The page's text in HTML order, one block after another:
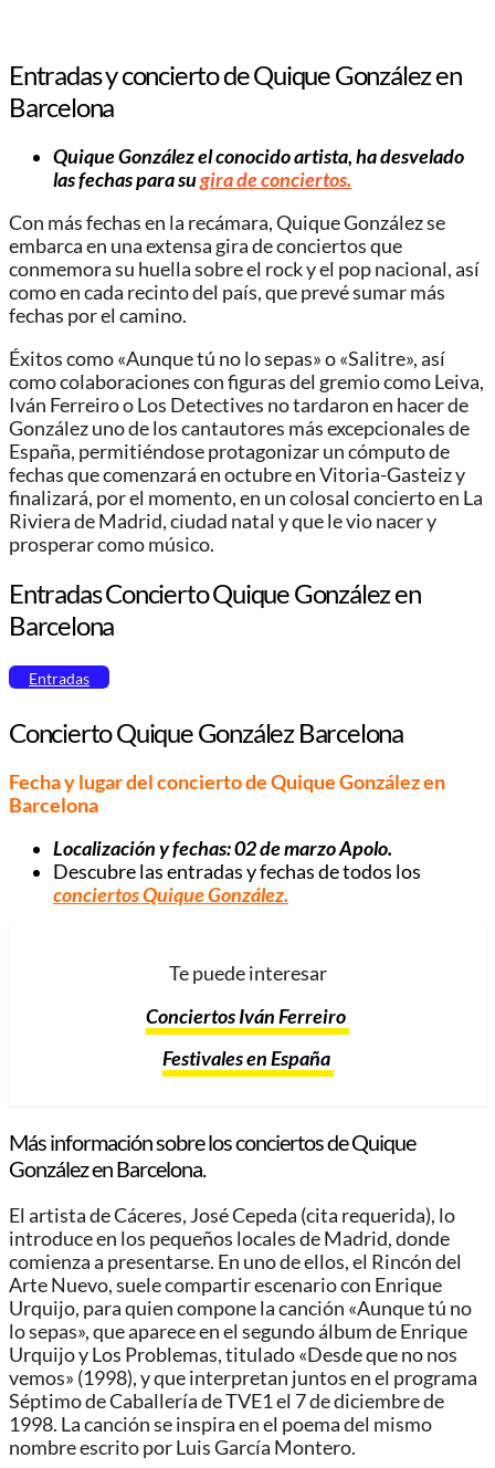
Entradas y concierto de Quique González en
Barcelona
Quique González el conocido artista, ha desvelado
las fechas para sugira de conciertos.
Con más fechas en la recámara, Quique González se
embarca en una extensa gira de conciertos que
conmemora su huella sobre el rock y el pop nacional, así
como en cada recinto del país, que prevé sumar más
fechas por el camino.
Éxitos como «Aunque tú no lo sepas» o «Salitre», así
como colaboraciones con figuras del gremio como Leiva,
Iván Ferreiro o Los Detectives no tardaron en hacer de
González uno de los cantautores más excepcionales de
España, permitiéndose protagonizar un cómputo de
fechas que comenzará en octubre en Vitoria-Gasteiz y
finalizará, por el momento, en un colosal concierto en La
Riviera de Madrid, ciudad natal y que le vio nacer y
prosperar como músico.
Entradas Concierto Quique González en
Barcelona
Entradas
Concierto Quique González Barcelona
Fecha y lugar del concierto de Quique González en
Barcelona
Localización y fechas: 02 de marzo Apolo.
Descubre las entradas y fechas de todos los
conciertos Quique González.
Te puede interesar
Conciertos Iván Ferreiro
Festivales en España
Más información sobre los conciertos de Quique
González en Barcelona.
El artista de Cáceres, José Cepeda (cita requerida), lo
introduce en los pequeños locales de Madrid, donde
comienza a presentarse. En uno de ellos, el Rincón del
Arte Nuevo, suele compartir escenario con Enrique
Urquijo, para quien compone la canción «Aunque tú no
lo sepas», que aparece en el segundo álbum de Enrique
Urquijo y Los Problemas, titulado «Desde que no nos
vemos» (1998), y que interpretan juntos en el programa
Séptimo de Caballería de TVE1 el 7 de diciembre de
1998. La canción se inspira en el poema del mismo
nombre escrito por Luis García Montero.